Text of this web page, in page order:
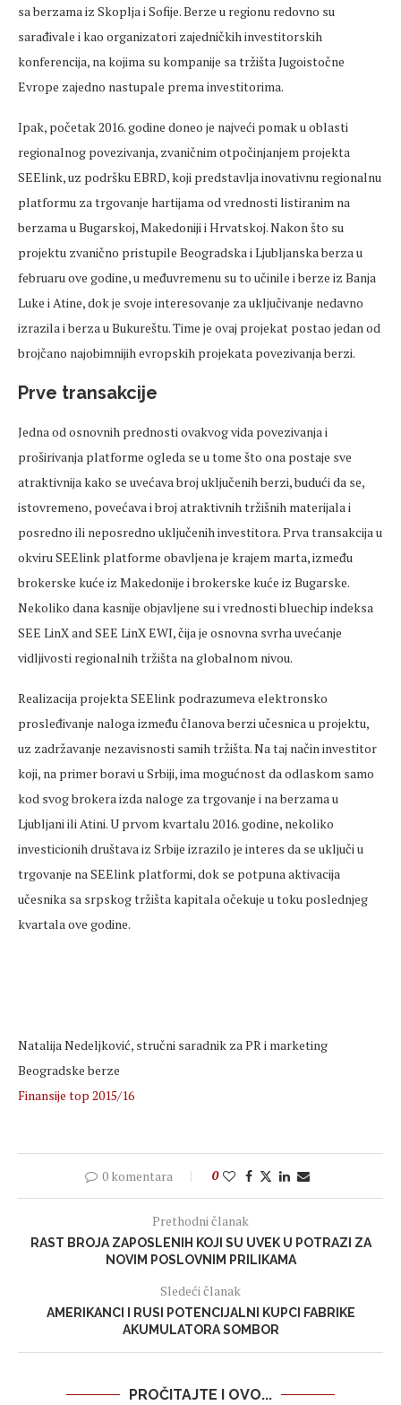
sa berzama iz Skoplja i Sofije. Berze u regionu redovno su
sarađivale i kao organizatori zajedničkih investitorskih
konferencija, na kojima su kompanije sa tržišta Jugoistočne
Evrope zajedno nastupale prema investitorima.
Ipak, početak 2016. godine doneo je najveći pomak u oblasti
regionalnog povezivanja, zvaničnim otpočinjanjem projekta
SEElink, uz podršku EBRD, koji predstavlja inovativnu regionalnu
platformu za trgovanje hartijama od vrednosti listiranim na
berzama u Bugarskoj, Makedoniji i Hrvatskoj. Nakon što su
projektu zvanično pristupile Beogradska i Ljubljanska berza u
februaru ove godine, u međuvremenu su to učinile i berze iz Banja
Luke i Atine, dok je svoje interesovanje za uključivanje nedavno
izrazila i berza u Bukureštu. Time je ovaj projekat postao jedan od
brojčano najobimnijih evropskih projekata povezivanja berzi.
Prve transakcije
Jedna od osnovnih prednosti ovakvog vida povezivanja i
proširivanja platforme ogleda se u tome što ona postaje sve
atraktivnija kako se uvećava broj uključenih berzi, budući da se,
istovremeno, povećava i broj atraktivnih tržišnih materijala i
posredno ili neposredno uključenih investitora. Prva transakcija u
okviru SEElink platforme obavljena je krajem marta, između
brokerske kuće iz Makedonije i brokerske kuće iz Bugarske.
Nekoliko dana kasnije objavljene su i vrednosti bluechip indeksa
SEE LinX and SEE LinX EWI, čija je osnovna svrha uvećanje
vidljivosti regionalnih tržišta na globalnom nivou.
Realizacija projekta SEElink podrazumeva elektronsko
prosleđivanje naloga između članova berzi učesnica u projektu,
uz zadržavanje nezavisnosti samih tržišta. Na taj način investitor
koji, na primer boravi u Srbiji, ima mogućnost da odlaskom samo
kod svog brokera izda naloge za trgovanje i na berzama u
Ljubljani ili Atini. U prvom kvartalu 2016. godine, nekoliko
investicionih društava iz Srbije izrazilo je interes da se uključi u
trgovanje na SEElink platformi, dok se potpuna aktivacija
učesnika sa srpskog tržišta kapitala očekuje u toku poslednjeg
kvartala ove godine.
Natalija Nedeljković, stručni saradnik za PR i marketing
Beogradske berze
Finansije top 2015/16
0 komentara 0
Prethodni članak
RAST BROJA ZAPOSLENIH KOJI SU UVEK U POTRAZI ZA
NOVIM POSLOVNIM PRILIKAMA
Sledeći članak
AMERIKANCI I RUSI POTENCIJALNI KUPCI FABRIKE
AKUMULATORA SOMBOR
PROČITAJTE I OVO...